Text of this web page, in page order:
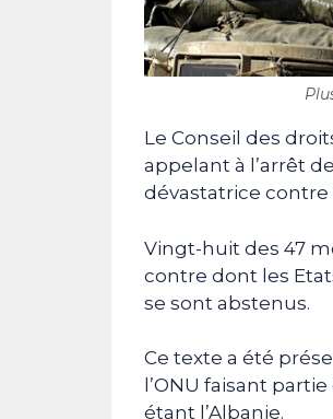
Le Conseil des
appelant à l’arrêt
dévastatrice contre
Vingt-huit des 47
contre dont les
se sont abstenus.
Ce texte a été
l’ONU faisant
étant l’Albanie.